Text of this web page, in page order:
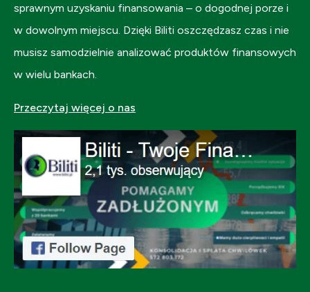
sprawnym uzyskaniu finansowania – o dogodnej porze i
w dowolnym miejscu. Dzięki Biliti oszczędzasz czas i nie
musisz samodzielnie analizować produktów finansowych
w wielu bankach.
Przeczytaj więcej o nas